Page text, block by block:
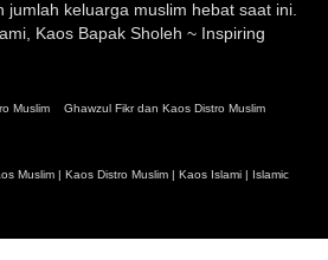
jumlah keluarga muslim hebat saat ini.
Kaos Bapak Sholeh ~ Inspiring
Muslim Ghawzul Fikr dan Kaos Distro Muslim
Muslim | Kaos Distro Muslim | Kaos Islami | Islamic